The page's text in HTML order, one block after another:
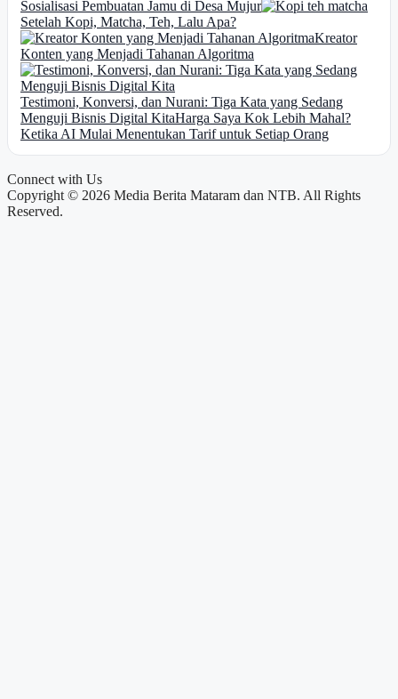
Sosialisasi Pembuatan Jamu di Desa Mujur
Setelah Kopi, Matcha, Teh, Lalu Apa?
Kreator
Konten yang Menjadi Tahanan Algoritma
Testimoni, Konversi, dan Nurani: Tiga Kata yang Sedang
Menguji Bisnis Digital KitaHarga Saya Kok Lebih Mahal?
Ketika AI Mulai Menentukan Tarif untuk Setiap Orang
Connect with Us
Copyright © 2026 Media Berita Mataram dan NTB. All Rights
Reserved.